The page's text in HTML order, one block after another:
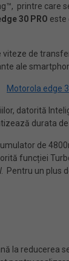
printre care
30 PRO este
viteze de
ale
datorită
durata
de
funcției
Pentru un plus
la